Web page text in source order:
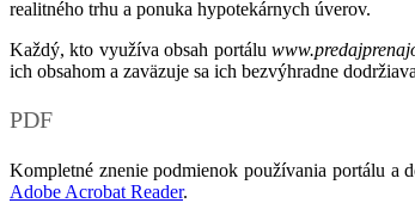
realitného trhu a ponuka hypotekárnych úverov.
Každý, kto využíva obsah portálu
ich obsahom a zaväzuje sa ich bezvýhradne
PDF
Kompletné znenie podmienok používania portálu a
Adobe Acrobat Reader.